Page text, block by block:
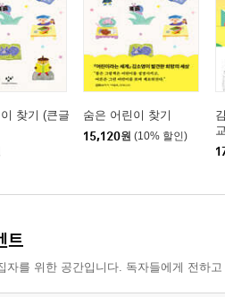
찾기 (큰글
숨은 어린이 찾기
15,120원 (10% 할인)
트
자를 위한 공간입니다. 독자들에게 전하